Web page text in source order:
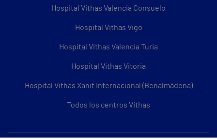
Hospital Vithas Valencia Consuelo
Hospital Vithas Vigo
Hospital Vithas Valencia Turia
Hospital Vithas Vitoria
Hospital Vithas Xanit Internacional (Benalmádena)
Todos los centros Vithas